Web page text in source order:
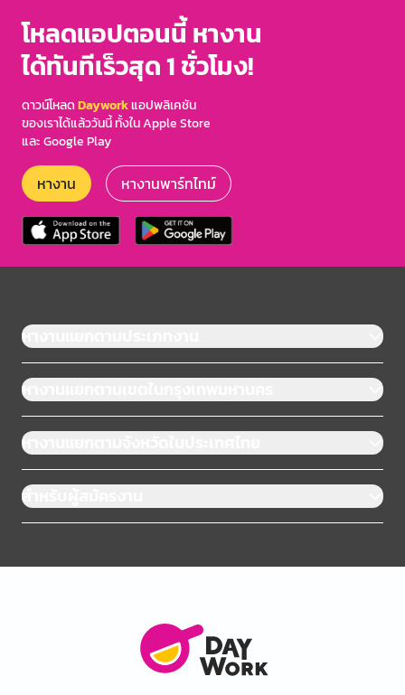
โหลดแอปตอนนี้ หางาน
ได้ทันทีเร็วสุด 1 ชั่วโมง!
ดาวน์โหลดDayworkแอปพลิเคชัน
ของเราได้แล้ววันนี้ ทั้งใน Apple Store
และ Google Play
หางาน หางานพาร์ทไทม์
หางานแยกตามประเภทงาน
หางานแยกตามเขตในกรุงเทพมหานคร
หางานแยกตามจังหวัดในประเทศไทย
สำหรับผู้สมัครงาน